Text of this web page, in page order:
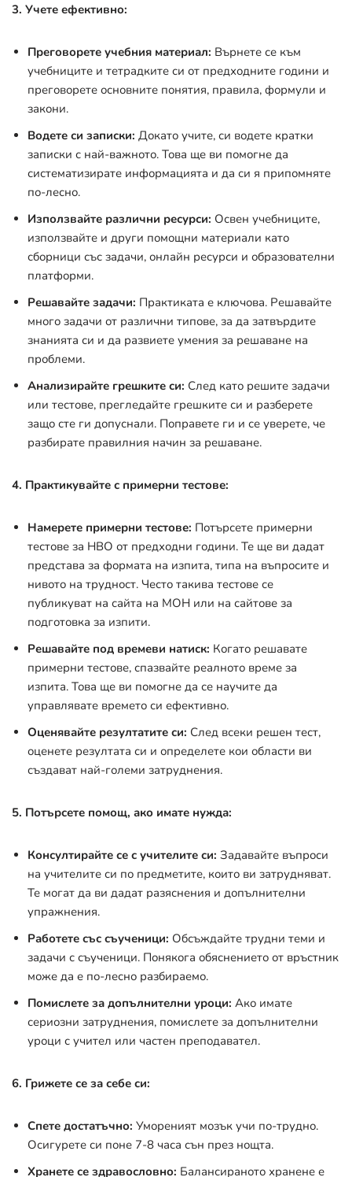
3. Учете ефективно:
Преговорете учебния материал: Върнете се към
учебниците и тетрадките си от предходните години и
преговорете основните понятия, правила, формули и
закони.
Водете си записки: Докато учите, си водете кратки
записки с най-важното. Това ще ви помогне да
систематизирате информацията и да си я припомняте
по-лесно.
Използвайте различни ресурси: Освен учебниците,
използвайте и други помощни материали като
сборници със задачи, онлайн ресурси и образователни
платформи.
Решавайте задачи: Практиката е ключова. Решавайте
много задачи от различни типове, за да затвърдите
знанията си и да развиете умения за решаване на
проблеми.
Анализирайте грешките си: След като решите задачи
или тестове, прегледайте грешките си и разберете
защо сте ги допуснали. Поправете ги и се уверете, че
разбирате правилния начин за решаване.
4. Практикувайте с примерни тестове:
Намерете примерни тестове: Потърсете примерни
тестове за НВО от предходни години. Те ще ви дадат
представа за формата на изпита, типа на въпросите и
нивото на трудност. Често такива тестове се
публикуват на сайта на МОН или на сайтове за
подготовка за изпити.
Решавайте под времеви натиск: Когато решавате
примерни тестове, спазвайте реалното време за
изпита. Това ще ви помогне да се научите да
управлявате времето си ефективно.
Оценявайте резултатите си: След всеки решен тест,
оценете резултата си и определете кои области ви
създават най-големи затруднения.
5. Потърсете помощ, ако имате нужда:
Консултирайте се с учителите си: Задавайте въпроси
на учителите си по предметите, които ви затрудняват.
Те могат да ви дадат разяснения и допълнителни
упражнения.
Работете със съученици: Обсъждайте трудни теми и
задачи с съученици. Понякога обяснението от връстник
може да е по-лесно разбираемо.
Помислете за допълнителни уроци: Ако имате
сериозни затруднения, помислете за допълнителни
уроци с учител или частен преподавател.
6. Грижете се за себе си:
Спете достатъчно: Умореният мозък учи по-трудно.
Осигурете си поне 7-8 часа сън през нощта.
Хранете се здравословно: Балансираното хранене е